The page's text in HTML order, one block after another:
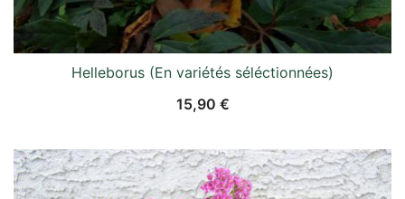
Helleborus (En variétés séléctionnées)
15,90 €